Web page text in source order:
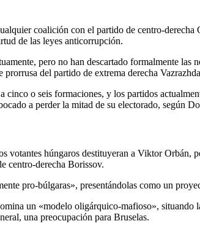
coalición con el partido de centro-
de las leyes anticorrupción.
pero no han descartado formalmente las
del partido de extrema derecha
cinco o seis formaciones, y los partidos
a perder la mitad de su electorado,
votantes húngaros destituyeran a Viktor
centro-derecha Borissov.
pro-búlgaras», presentándolas como un
un «modelo oligárquico-mafioso»,
una preocupación para Bruselas.